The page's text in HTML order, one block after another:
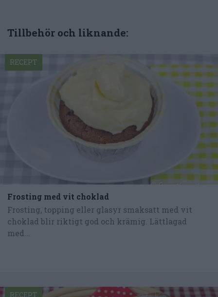
Tillbehör och liknande:
Frosting med vit choklad
Frosting, topping eller glasyr smaksatt med vit
choklad blir riktigt god och krämig. Lättlagad
med...
RECEPT
RECEPT